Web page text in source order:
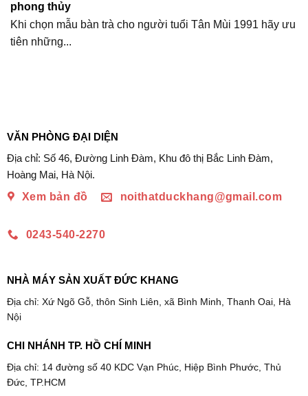
phong thủy
Khi chọn mẫu bàn trà cho người tuổi Tân Mùi 1991 hãy ưu
tiên những...
VĂN PHÒNG ĐẠI DIỆN
Địa chỉ: Số 46, Đường Linh Đàm, Khu đô thị Bắc Linh Đàm,
Hoàng Mai, Hà Nội.
Xem bản đồ
noithatduckhang@gmail.com
0243-540-2270
NHÀ MÁY SẢN XUẤT ĐỨC KHANG
Địa chỉ: Xứ Ngõ Gỗ, thôn Sinh Liên, xã Bình Minh, Thanh Oai, Hà
Nội
CHI NHÁNH TP. HỒ CHÍ MINH
Địa chỉ: 14 đường số 40 KDC Vạn Phúc, Hiệp Bình Phước, Thủ
Đức, TP.HCM